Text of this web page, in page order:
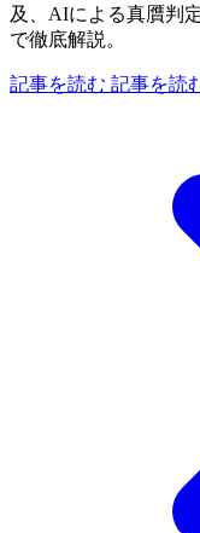
及、AIによる真贋判
で徹底解説。
記事を読む 記事を読